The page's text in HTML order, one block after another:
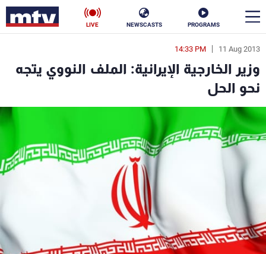
PROGRAMS
NEWSCASTS
LIVE
11 Aug 2013
14:33 PM
وزير الخارجية الإيرانية: الملف النووي يتجه
نحو الحل
en
الأخبار
سياسة ناس
إقتصاد فن
رياضة
كأس العالم
البرامج